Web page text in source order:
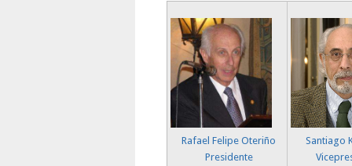
Rafael Felipe Oteriño
Presidente
Santiago